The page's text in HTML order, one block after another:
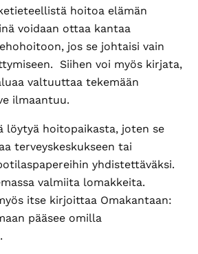
hoitoa elämän
voidaan ottaa kantaa
jos se johtaisi vain
Siihen voi myös kirjata,
valtuuttaa tekemään
ilmaantuu.
löytyä hoitopaikasta, joten se
terveyskeskukseen tai
yhdistettäväksi.
valmiita lomakkeita.
itse kirjoittaa Omakantaan:
pääsee omilla